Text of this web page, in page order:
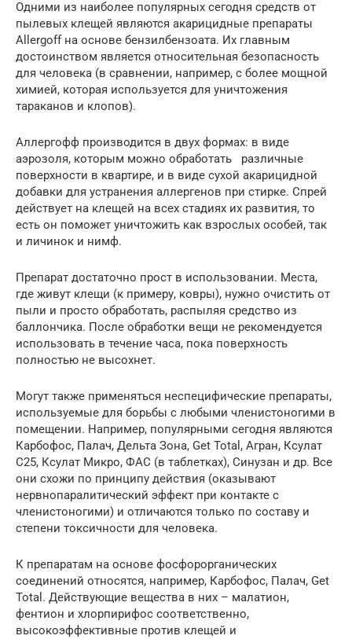
Одними из наиболее популярных сегодня средств от
пылевых клещей являются акарицидные препараты
Allergoff на основе бензилбензоата. Их главным
достоинством является относительная безопасность
для человека (в сравнении, например, с более мощной
химией, которая используется для уничтожения
тараканов и клопов).
Аллергофф производится в двух формах: в виде
аэрозоля, которым можно обработать различные
поверхности в квартире, и в виде сухой акарицидной
добавки для устранения аллергенов при стирке. Спрей
действует на клещей на всех стадиях их развития, то
есть он поможет уничтожить как взрослых особей, так
и личинок и нимф.
Препарат достаточно прост в использовании. Места,
где живут клещи (к примеру, ковры), нужно очистить от
пыли и просто обработать, распыляя средство из
баллончика. После обработки вещи не рекомендуется
использовать в течение часа, пока поверхность
полностью не высохнет.
Могут также применяться неспецифические препараты,
используемые для борьбы с любыми членистоногими в
помещении. Например, популярными сегодня являются
Карбофос, Палач, Дельта Зона, Get Total, Агран, Ксулат
С25, Ксулат Микро, ФАС (в таблетках), Синузан и др. Все
они схожи по принципу действия (оказывают
нервнопаралитический эффект при контакте с
членистоногими) и отличаются только по составу и
степени токсичности для человека.
К препаратам на основе фосфорорганических
соединений относятся, например, Карбофос, Палач, Get
Total. Действующие вещества в них – малатион,
фентион и хлорпирифос соответственно,
высокоэффективные против клещей и